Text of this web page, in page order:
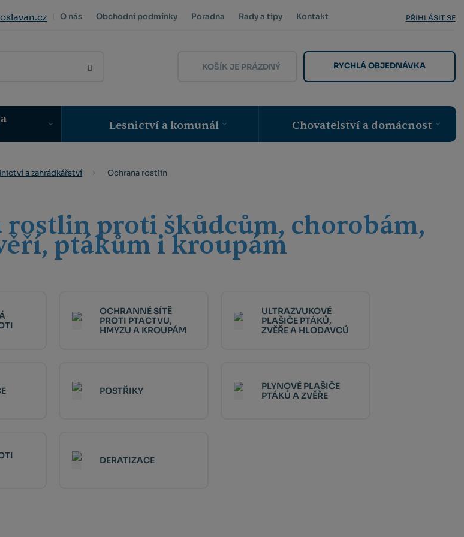
O nás Obchodní podmínky Poradna Rady a tipy Kontakt PŘIHLÁSIT SE
KOŠÍK JE PRÁZDNÝ RYCHLÁ OBJEDNÁVKA
Lesnictví a komunál Chovatelství a domácnost
a zahrádkářství Ochrana rostlin
rostlin proti škůdcům, chorobám,
ptákům i kroupám
OCHRANNÉ SÍTĚ
PROTI PTACTVU,
HMYZU A KROUPÁM
ULTRAZVUKOVÉ
PLAŠIČE PTÁKŮ,
ZVĚŘE A HLODAVCŮ
POSTŘIKY
PLYNOVÉ PLAŠIČE
PTÁKŮ A ZVĚŘE
DERATIZACE